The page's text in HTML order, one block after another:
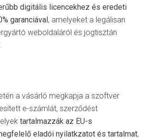
digitális licencekhez és eredeti
garanciával, amelyeket a legálisan
weboldaláról és jogtisztán
a vásárló megkapja a szoftver
e-számlát, szerződést
tartalmazzák az EU-s
eladói nyilatkzatot és tartalmat,